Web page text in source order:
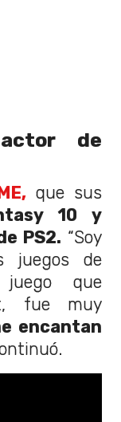
de
que sus
10 y
PS2. “Soy
juegos de
que
fue muy
encantan